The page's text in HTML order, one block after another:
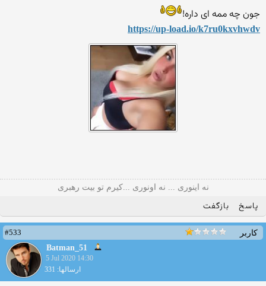
جون چه ممه ای داره!
https://up-load.io/k7ru0kxvhwdv
نه اینوری ... نه اونوری ...کیرم تو بیت رهبری
پاسخ بازگفت
کاربر
#533
Batman_51
5 Jul 2020 14:30
ارسالها: 331